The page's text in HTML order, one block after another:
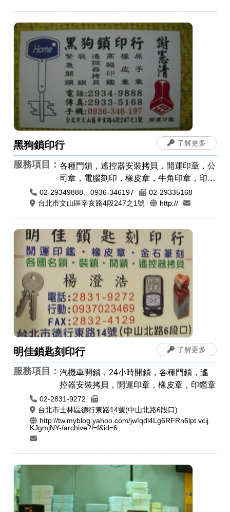
黑狗鎖印行
服務項目：各種門鎖，遙控器安裝拷貝，開運印章，公
司章，電腦刻印，橡皮章，牛角印章，印鑑
章，原子章
02-29349888、0936-346197
02-29335168
台北市文山區辛亥路4段247之1號
http://
了解更多
明佳鎖匙刻印行
服務項目：汽機車開鎖，24小時開鎖，各種門鎖，遙
控器安裝拷貝，開運印章，橡皮章，印鑑章
02-2831-9272
台北市士林區德行東路14號(中山北路6段口)
http://tw.myblog.yahoo.com/jw!qdl4Lg6RFRn6lpt.vcij
KJgmjNY-/archive?l=f&id=6
了解更多